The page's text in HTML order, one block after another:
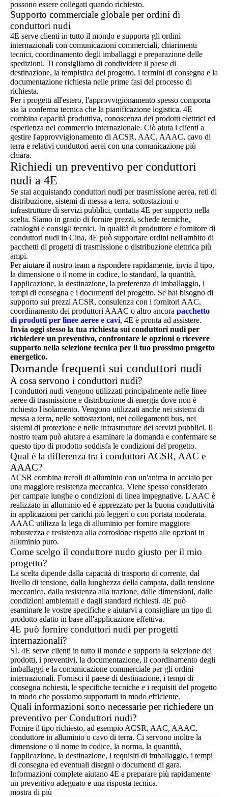
possono essere collegati quando richiesto.
Supporto commerciale globale per ordini di
conduttori nudi
4E serve clienti in tutto il mondo e supporta gli ordini
internazionali con comunicazioni commerciali, chiarimenti
tecnici, coordinamento degli imballaggi e preparazione delle
spedizioni. Ti consigliamo di condividere il paese di
destinazione, la tempistica del progetto, i termini di consegna e la
documentazione richiesta nelle prime fasi del processo di
richiesta.
Per i progetti all'estero, l'approvvigionamento spesso comporta
sia la conferma tecnica che la pianificazione logistica. 4E
combina capacità produttiva, conoscenza dei prodotti elettrici ed
esperienza nel commercio internazionale. Ciò aiuta i clienti a
gestire l'approvvigionamento di ACSR, AAC, AAAC, cavo di
terra e relativi conduttori aerei con una comunicazione più
chiara.
Richiedi un preventivo per conduttori
nudi a 4E
Se stai acquistando conduttori nudi per trasmissione aerea, reti di
distribuzione, sistemi di messa a terra, sottostazioni o
infrastrutture di servizi pubblici, contatta 4E per supporto nella
scelta. Siamo in grado di fornire prezzi, schede tecniche,
cataloghi e consigli tecnici. In qualità di produttore e fornitore di
conduttori nudi in Cina, 4E può supportare ordini nell'ambito di
pacchetti di progetti di trasmissione o distribuzione elettrica più
ampi.
Per aiutare il nostro team a rispondere rapidamente, invia il tipo,
la dimensione o il nome in codice, lo standard, la quantità,
l'applicazione, la destinazione, la preferenza di imballaggio, i
tempi di consegna e i documenti del progetto. Se hai bisogno di
supporto sui prezzi ACSR, consulenza con i fornitori AAC,
coordinamento dei produttori AAAC o altro ancora pacchetto
di prodotti per linee aeree e cavi, 4E è pronta ad assistere.
Invia oggi stesso la tua richiesta sui conduttori nudi per
richiedere un preventivo, confrontare le opzioni o ricevere
supporto nella selezione tecnica per il tuo prossimo progetto
energetico.
Domande frequenti sui conduttori nudi
A cosa servono i conduttori nudi?
I conduttori nudi vengono utilizzati principalmente nelle linee
aeree di trasmissione e distribuzione di energia dove non è
richiesto l'isolamento. Vengono utilizzati anche nei sistemi di
messa a terra, nelle sottostazioni, nei collegamenti bus, nei
sistemi di protezione e nelle infrastrutture dei servizi pubblici. Il
nostro team può aiutare a esaminare la domanda e confermare se
questo tipo di prodotto soddisfa le condizioni del progetto.
Qual è la differenza tra i conduttori ACSR, AAC e
AAAC?
ACSR combina trefoli di alluminio con un'anima in acciaio per
una maggiore resistenza meccanica. Viene spesso considerato
per campate lunghe o condizioni di linea impegnative. L'AAC è
realizzato in alluminio ed è apprezzato per la buona conduttività
in applicazioni per carichi più leggeri o con portata moderata.
AAAC utilizza la lega di alluminio per fornire maggiore
robustezza e resistenza alla corrosione rispetto alle opzioni in
alluminio puro.
Come scelgo il conduttore nudo giusto per il mio
progetto?
La scelta dipende dalla capacità di trasporto di corrente, dal
livello di tensione, dalla lunghezza della campata, dalla tensione
meccanica, dalla resistenza alla trazione, dalle dimensioni, dalle
condizioni ambientali e dagli standard richiesti. 4E può
esaminare le vostre specifiche e aiutarvi a consigliare un tipo di
prodotto adatto in base all'applicazione effettiva.
4E può fornire conduttori nudi per progetti
internazionali?
SÌ. 4E serve clienti in tutto il mondo e supporta la selezione dei
prodotti, i preventivi, la documentazione, il coordinamento degli
imballaggi e la comunicazione commerciale per gli ordini
internazionali. Fornisci il paese di destinazione, i tempi di
consegna richiesti, le specifiche tecniche e i requisiti del progetto
in modo che possiamo supportarti in modo efficiente.
Quali informazioni sono necessarie per richiedere un
preventivo per Conduttori nudi?
Fornire il tipo richiesto, ad esempio ACSR, AAC, AAAC,
conduttore in alluminio o cavo di terra. Ci servono inoltre la
dimensione o il nome in codice, la norma, la quantità,
l'applicazione, la destinazione, i requisiti di imballaggio, i tempi
di consegna ed eventuali disegni o documenti di gara.
Informazioni complete aiutano 4E a preparare più rapidamente
un preventivo adeguato e una risposta tecnica.
mostra di più